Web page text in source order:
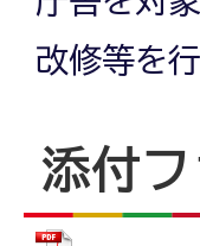
改修等を
添付